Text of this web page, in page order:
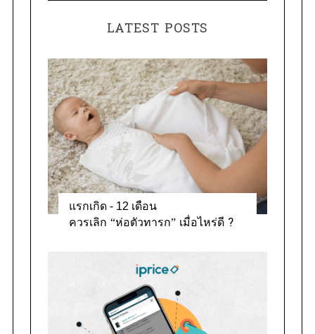
r
o
r
i
e
s
LATEST POSTS
แรกเกิด - 12 เดือน
ควรเลิก “ห่อตัวทารก” เมื่อไหร่ดี ?